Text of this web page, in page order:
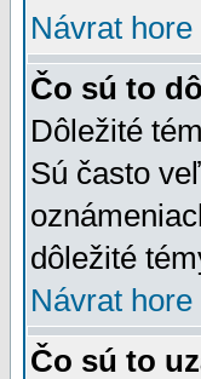
Návrat hore
Čo sú to
Dôležité
Sú často
dôležité
Návrat hore
Čo sú to